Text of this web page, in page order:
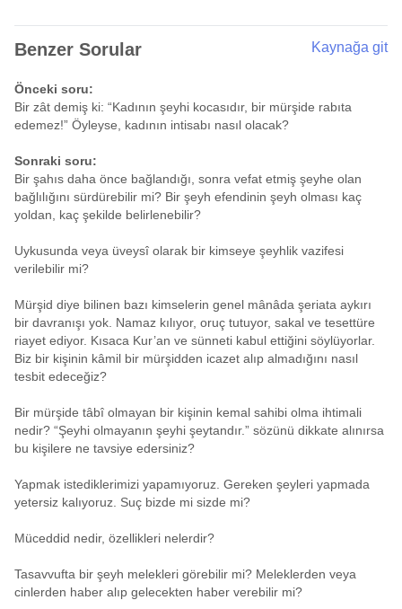
Benzer Sorular Kaynağa git
Önceki soru:
Bir zât demiş ki: “Kadının şeyhi kocasıdır, bir mürşide rabıta
edemez!” Öyleyse, kadının intisabı nasıl olacak?
Sonraki soru:
Bir şahıs daha önce bağlandığı, sonra vefat etmiş şeyhe olan
bağlılığını sürdürebilir mi? Bir şeyh efendinin şeyh olması kaç
yoldan, kaç şekilde belirlenebilir?
Uykusunda veya üveysî olarak bir kimseye şeyhlik vazifesi
verilebilir mi?
Mürşid diye bilinen bazı kimselerin genel mânâda şeriata aykırı
bir davranışı yok. Namaz kılıyor, oruç tutuyor, sakal ve tesettüre
riayet ediyor. Kısaca Kur’an ve sünneti kabul ettiğini söylüyorlar.
Biz bir kişinin kâmil bir mürşidden icazet alıp almadığını nasıl
tesbit edeceğiz?
Bir mürşide tâbî olmayan bir kişinin kemal sahibi olma ihtimali
nedir? “Şeyhi olmayanın şeyhi şeytandır.” sözünü dikkate alınırsa
bu kişilere ne tavsiye edersiniz?
Yapmak istediklerimizi yapamıyoruz. Gereken şeyleri yapmada
yetersiz kalıyoruz. Suç bizde mi sizde mi?
Müceddid nedir, özellikleri nelerdir?
Tasavvufta bir şeyh melekleri görebilir mi? Meleklerden veya
cinlerden haber alıp gelecekten haber verebilir mi?